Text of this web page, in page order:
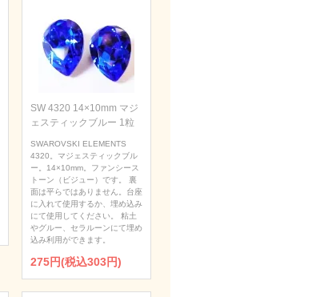
SW 4320 14×10mm マジ
ェスティックブルー 1粒
SWAROVSKI ELEMENTS
4320。マジェスティックブル
ー。14×10mm。ファンシース
トーン（ビジュー）です。 裏
面は平らではありません。台座
に入れて使用するか、埋め込み
にて使用してください。 粘土
やグルー、セラルーンにて埋め
込み利用ができます。
275円(税込303円)